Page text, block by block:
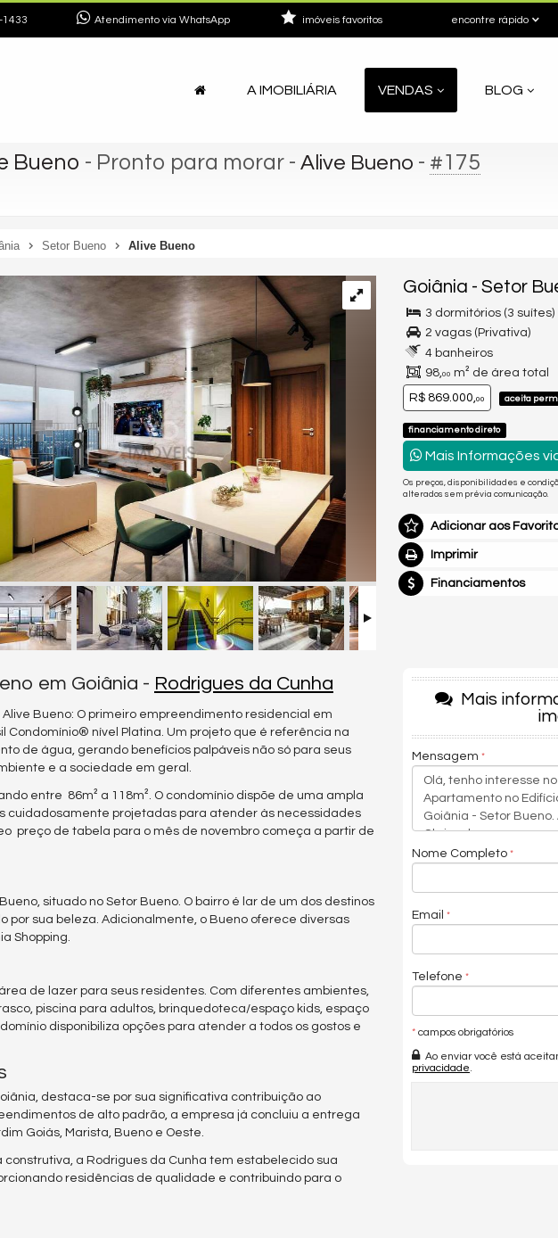
1433 Atendimento via WhatsApp encontre rápido
imóveis favoritos
A IMOBILIÁRIA VENDAS BLOG
Bueno - Pronto para morar - Alive Bueno - #175
Setor Bueno Alive Bueno
Goiânia - Setor
3 dormitórios (3 suítes)
2 vagas (Privativa)
4 banheiros
98,00 m² de área total
R$ 869.000,00 aceita
financiamento direto
Mais Informações
Os preços, disponibilidades e
alterados sem prévia comunicação.
Adicionar aos
Imprimir
Financiamentos
em Goiânia - Rodrigues da Cunha
Bueno: O primeiro empreendimento residencial em
Condomínio® nível Platina. Um projeto que é referência na
de água, gerando benefícios palpáveis não só para seus
e a sociedade em geral.
entre 86m² a 118m². O condomínio dispõe de uma ampla
cuidadosamente projetadas para atender às necessidades
preço de tabela para o mês de novembro começa a partir de
situado no Setor Bueno. O bairro é lar de um dos destinos
por sua beleza. Adicionalmente, o Bueno oferece diversas
Shopping.
de lazer para seus residentes. Com diferentes ambientes,
piscina para adultos, brinquedoteca/espaço kids, espaço
disponibiliza opções para atender a todos os gostos e
destaca-se por sua significativa contribuição ao
de alto padrão, a empresa já concluiu a entrega
Goiás, Marista, Bueno e Oeste.
a Rodrigues da Cunha tem estabelecido sua
residências de qualidade e contribuindo para o
Mais
Mensagem
Nome Completo
Email
Telefone
* campos obrigatórios
Ao enviar você está
privacidade